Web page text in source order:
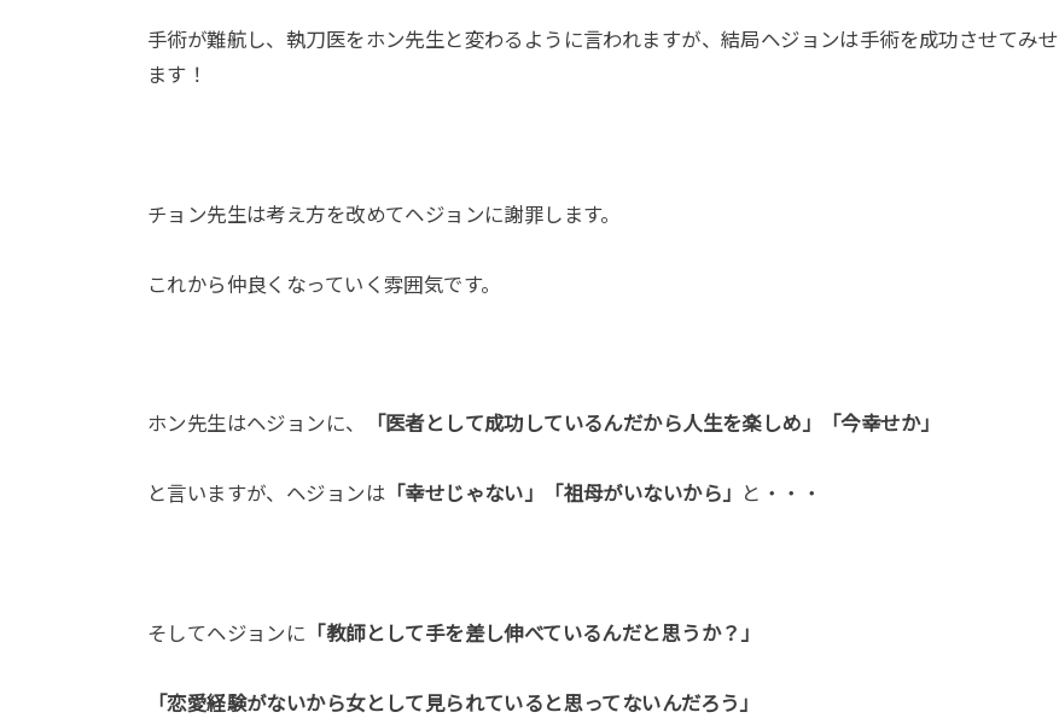
手術が難航し、執刀医をホン先生と変わるように言われますが、結局ヘジョンは手術を成功させてみせ
ます！
チョン先生は考え方を改めてヘジョンに謝罪します。
これから仲良くなっていく雰囲気です。
ホン先生はヘジョンに、 「医者として成功しているんだから人生を楽しめ」「今幸せか」
と言いますが、ヘジョンは「幸せじゃない」「祖母がいないから」 と・・・
そしてヘジョンに 「教師として手を差し伸べているんだと思うか？」
「恋愛経験がないから女として見られていると思ってないんだろう」